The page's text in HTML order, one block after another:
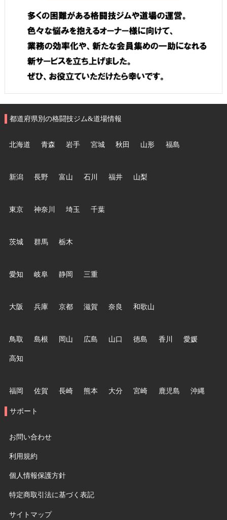
都道府県別の格闘技ジム&道場情報
北海道 青森 岩手 宮城 秋田 山形 福島
新潟 長野 富山 石川 福井 山梨
東京 神奈川 埼玉 千葉
茨城 群馬 栃木
愛知 岐阜 静岡 三重
大阪 兵庫 京都 滋賀 奈良 和歌山
鳥取 島根 岡山 広島 山口 徳島 香川 愛媛
高知
福岡 佐賀 長崎 熊本 大分 宮崎 鹿児島 沖縄
サポート
お問い合わせ
利用規約
個人情報保護方針
特定商取引法に基づく表記
サイトマップ